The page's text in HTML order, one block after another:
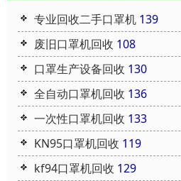
专业回收二手口罩机 139
废旧口罩机回收 108
口罩生产设备回收 130
全自动口罩机回收 136
一次性口罩机回收 133
KN95口罩机回收 119
kf94口罩机回收 129